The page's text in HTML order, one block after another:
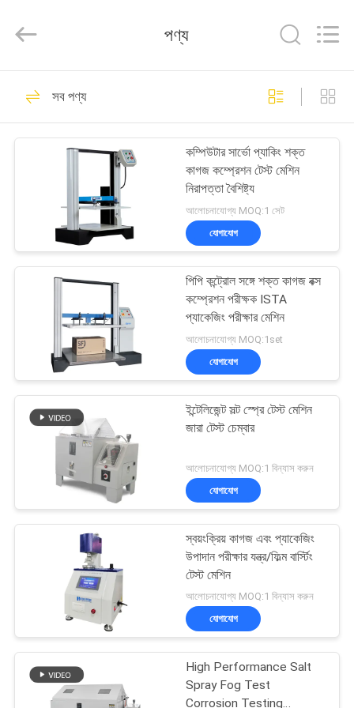
পণ্য
শো
কারখানা
পরিদর্শন
নিয়ন্ত্রণ
যোগাযোগ
করুন
Reserved.
ল্যাব টেস্ট মেশিন
80
পরিবেশগত টেস্ট চেম্বার
142
প্রসার্য পরীক্ষা মেশিন
কম্পন শেকার টেবিল সিস্টেম
28
পণ্য
সব পণ্য
কম্পিউটার সার্ভো প্যাকিং শক্ত
কাগজ কম্প্রেশন টেস্ট মেশিন
নিরাপত্তা বৈশিষ্ট্য
আলোচনাযোগ্য MOQ:1 সেট
যোগাযোগ
পিপি কন্ট্রোল সঙ্গে শক্ত কাগজ বক্স
কম্প্রেশন পরীক্ষক ISTA
প্যাকেজিং পরীক্ষার মেশিন
আলোচনাযোগ্য MOQ:1set
যোগাযোগ
ইন্টেলিজেন্ট সল্ট স্প্রে টেস্ট মেশিন
জারা টেস্ট চেম্বার
আলোচনাযোগ্য MOQ:1 বিন্যাস করুন
যোগাযোগ
স্বয়ংক্রিয় কাগজ এবং প্যাকেজিং
উপাদান পরীক্ষার যন্ত্র/ফিল্ম বার্স্টিং
টেস্ট মেশিন
আলোচনাযোগ্য MOQ:1 বিন্যাস করুন
যোগাযোগ
High Performance Salt
Spray Fog Test
Corrosion Testing